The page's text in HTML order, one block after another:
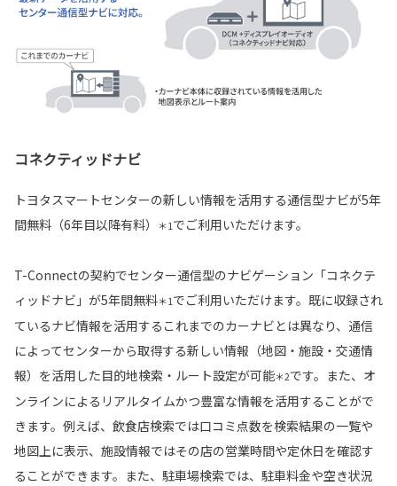
コネクティッドナビ
トヨタスマートセンターの新しい情報を活用する通信型ナビが5年
間無料（6年目以降有料）
＊1でご利用いただけます。
T-Connectの契約でセンター通信型のナビゲーション「コネクテ
ィッドナビ」が5年間無料＊1でご利用いただけます。既に収録され
ているナビ情報を活用するこれまでのカーナビとは異なり、通信
によってセンターから取得する新しい情報（地図・施設・交通情
報）を活用した目的地検索・ルート設定が可能＊2です。また、オ
ンラインによるリアルタイムかつ豊富な情報を活用することがで
きます。例えば、飲食店検索では口コミ点数を検索結果の一覧や
地図上に表示、施設情報ではその店の営業時間や定休日を確認す
ることができます。また、駐車場検索では、駐車料金や空き状況